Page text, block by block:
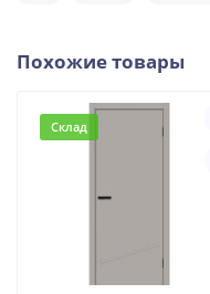
Похожие товары
Склад